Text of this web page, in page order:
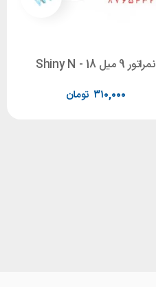
نمراتور 9 میل Shiny N - 18
تومان ۳۱۰,۰۰۰